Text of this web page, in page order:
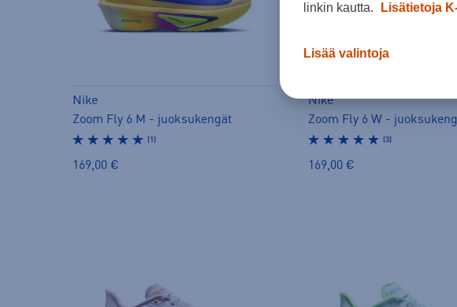
Nike
Zoom Fly 6 M - juoksukengät
(1)
169,00 €
Nike
Zoom Fly 6 W -
(3)
169,00 €
linkin kautta.
Lisätietoja
Lisää valintoja